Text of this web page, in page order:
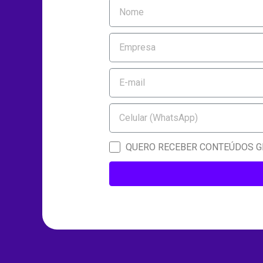
QUERO RECEBER CONTEÚDOS